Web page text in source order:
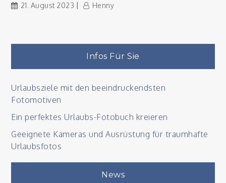
21. August 2023 Henny
Infos Für Sie
Urlaubsziele mit den beeindruckendsten
Fotomotiven
Ein perfektes Urlaubs-Fotobuch kreieren
Geeignete Kameras und Ausrüstung für traumhafte
Urlaubsfotos
News